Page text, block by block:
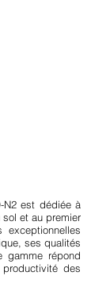
N2 est dédiée à
et au premier
exceptionnelles
ses qualités
répond
des